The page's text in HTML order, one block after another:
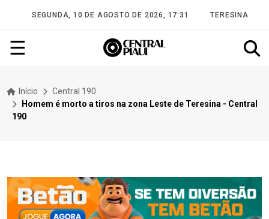
SEGUNDA, 10 DE AGOSTO DE 2026, 17:31 TERESINA
☰
Início
Central 190
Homem é morto a tiros na zona Leste de Teresina - Central
190